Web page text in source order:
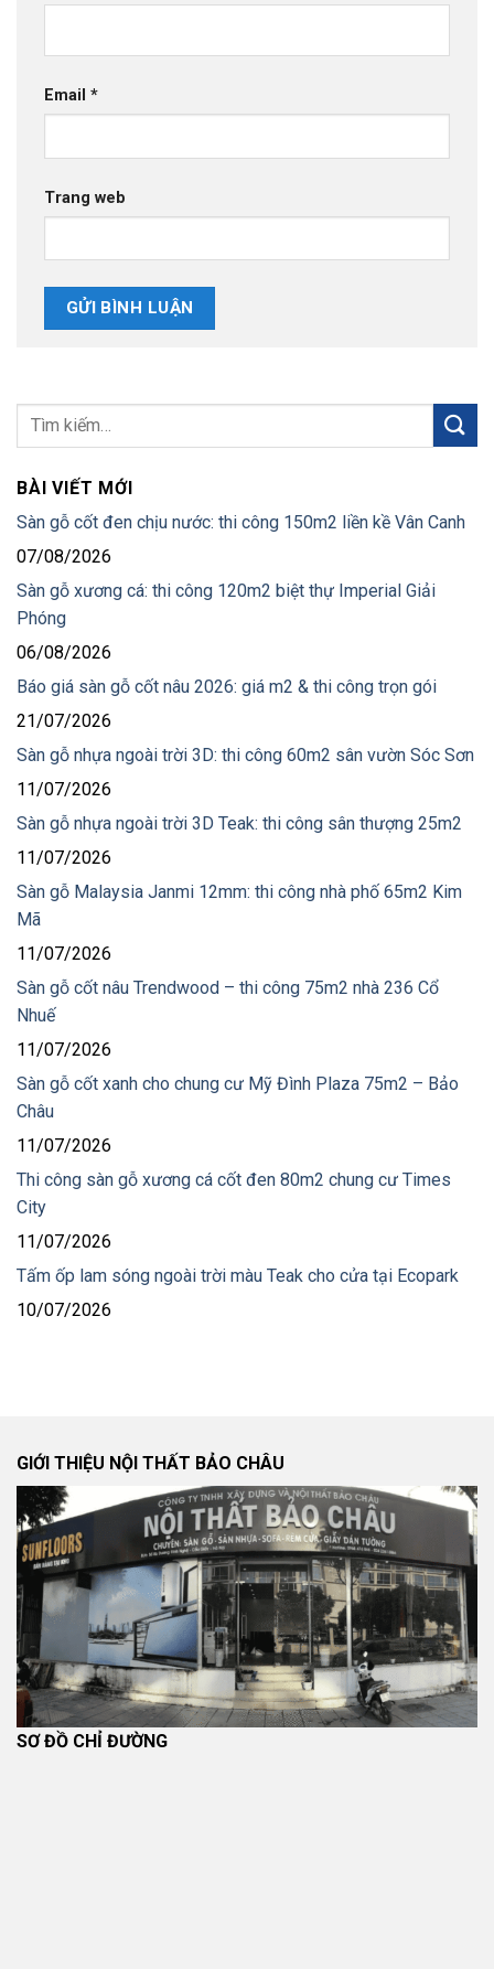
Email *
Trang web
BÀI VIẾT MỚI
Sàn gỗ cốt đen chịu nước: thi công 150m2 liền kề Vân Canh
07/08/2026
Sàn gỗ xương cá: thi công 120m2 biệt thự Imperial Giải
Phóng
06/08/2026
Báo giá sàn gỗ cốt nâu 2026: giá m2 & thi công trọn gói
21/07/2026
Sàn gỗ nhựa ngoài trời 3D: thi công 60m2 sân vườn Sóc Sơn
11/07/2026
Sàn gỗ nhựa ngoài trời 3D Teak: thi công sân thượng 25m2
11/07/2026
Sàn gỗ Malaysia Janmi 12mm: thi công nhà phố 65m2 Kim
Mã
11/07/2026
Sàn gỗ cốt nâu Trendwood – thi công 75m2 nhà 236 Cổ
Nhuế
11/07/2026
Sàn gỗ cốt xanh cho chung cư Mỹ Đình Plaza 75m2 – Bảo
Châu
11/07/2026
Thi công sàn gỗ xương cá cốt đen 80m2 chung cư Times
City
11/07/2026
Tấm ốp lam sóng ngoài trời màu Teak cho cửa tại Ecopark
10/07/2026
GIỚI THIỆU NỘI THẤT BẢO CHÂU
SƠ ĐỒ CHỈ ĐƯỜNG